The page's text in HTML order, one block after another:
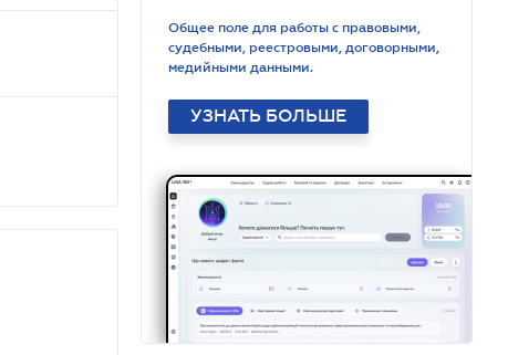
Общее поле для работы с правовыми,
судебными, реестровыми, договорными,
медийными данными.
УЗНАТЬ БОЛЬШЕ